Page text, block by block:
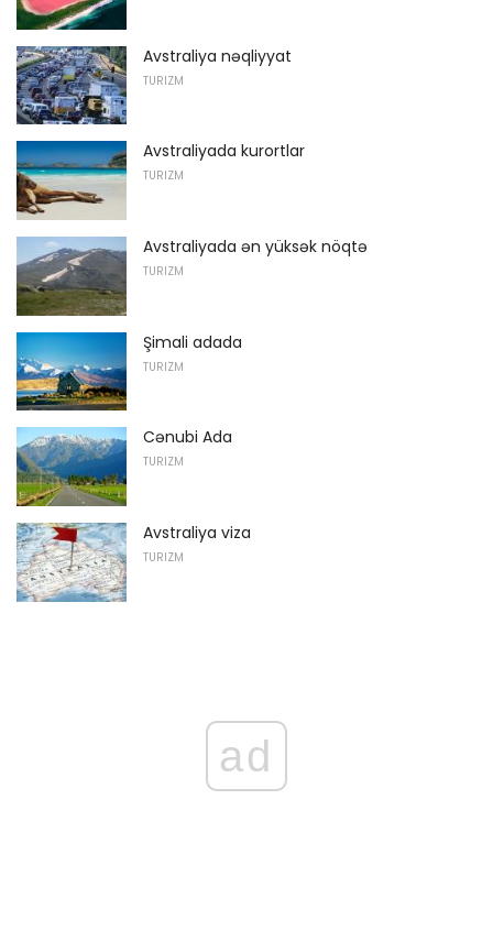
Avstraliya nəqliyyat
TURIZM
Avstraliyada kurortlar
TURIZM
Avstraliyada ən yüksək nöqtə
TURIZM
Şimali adada
TURIZM
Cənubi Ada
TURIZM
Avstraliya viza
TURIZM
ad